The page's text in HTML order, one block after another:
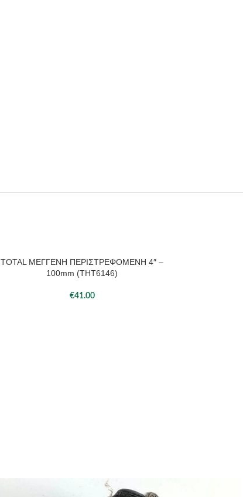
ΠΡΟΣΘΉΚΗ ΣΤΟ ΚΑΛΆΘΙ
TOTAL ΜΕΓΓΕΝΗ ΠΕΡΙΣΤΡΕΦΟΜΕΝΗ 4″ –
100mm (THT6146)
€41.00